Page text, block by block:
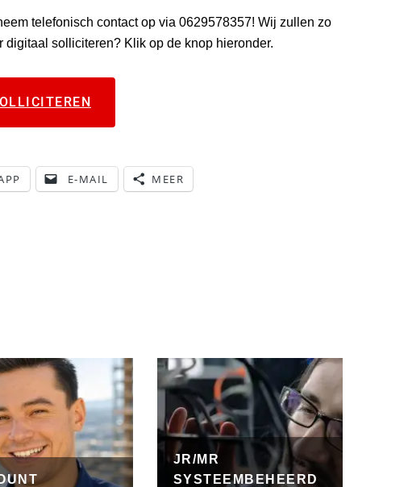
telefonisch contact op via 0629578357! Wij zullen zo
solliciteren? Klik op de knop hieronder.
E-MAIL MEER
JR/MR
SYSTEEMBEHEERD